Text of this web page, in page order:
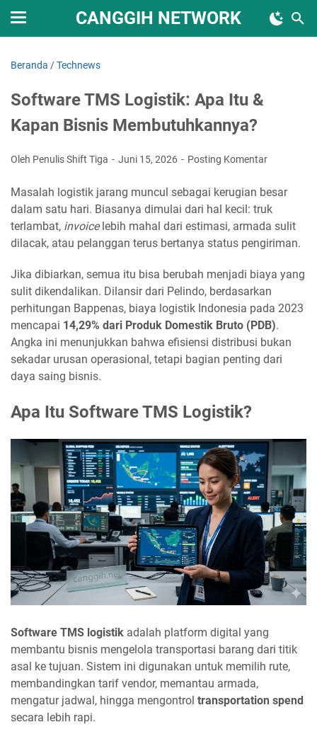
CANGGIH NETWORK
Beranda /Technews
Software TMS Logistik: Apa Itu &
Kapan Bisnis Membutuhkannya?
Oleh Penulis Shift Tiga Juni 15, 2026 Posting Komentar
Masalah logistik jarang muncul sebagai kerugian besar
dalam satu hari. Biasanya dimulai dari hal kecil: truk
terlambat, invoicelebih mahal dari estimasi, armada sulit
dilacak, atau pelanggan terus bertanya status pengiriman.
Jika dibiarkan, semua itu bisa berubah menjadi biaya yang
sulit dikendalikan. Dilansir dari Pelindo, berdasarkan
perhitungan Bappenas, biaya logistik Indonesia pada 2023
mencapai 14,29% dari Produk Domestik Bruto (PDB).
Angka ini menunjukkan bahwa efisiensi distribusi bukan
sekadar urusan operasional, tetapi bagian penting dari
daya saing bisnis.
Apa Itu Software TMS Logistik?
Software TMS logistik adalah platform digital yang
membantu bisnis mengelola transportasi barang dari titik
asal ke tujuan. Sistem ini digunakan untuk memilih rute,
membandingkan tarif vendor, memantau armada,
mengatur jadwal, hingga mengontrol transportation spend
secara lebih rapi.